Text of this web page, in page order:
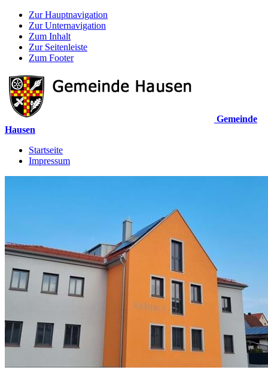
Zur Hauptnavigation
Zur Unternavigation
Zum Inhalt
Zur Seitenleiste
Zum Footer
Gemeinde
Hausen
Startseite
Impressum